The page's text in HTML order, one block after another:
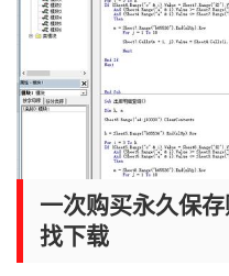
一次购买永久保
找下载